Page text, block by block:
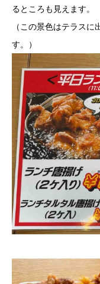
るところも見えます。
（この景色はテラス
す。）